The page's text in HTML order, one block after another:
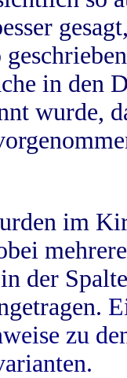
in
wurde,
im
der
zu